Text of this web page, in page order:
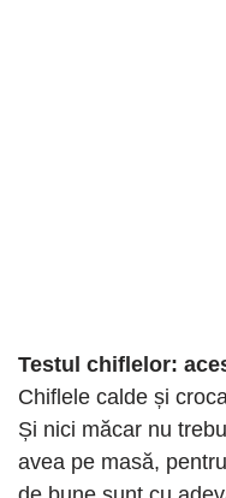
Testul chiflelor:
Chiflele calde și
Și nici măcar nu
avea pe masă,